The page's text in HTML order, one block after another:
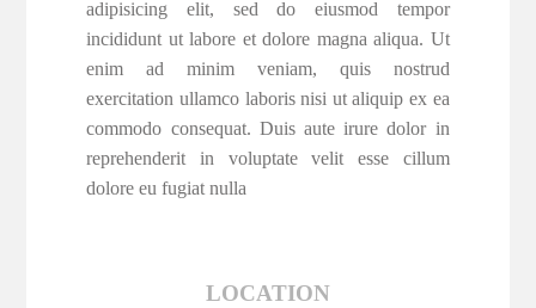
adipisicing elit, sed do eiusmod tempor
incididunt ut labore et dolore magna aliqua. Ut
enim ad minim veniam, quis nostrud
exercitation ullamco laboris nisi ut aliquip ex ea
commodo consequat. Duis aute irure dolor in
reprehenderit in voluptate velit esse cillum
dolore eu fugiat nulla
LOCATION